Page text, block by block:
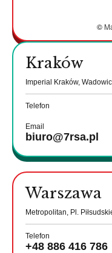
©
Kraków
Imperial Kraków,
Telefon
Email
biuro@7rsa.pl
Warszawa
Metropolitan, Pl.
Telefon
+48 886 416 786